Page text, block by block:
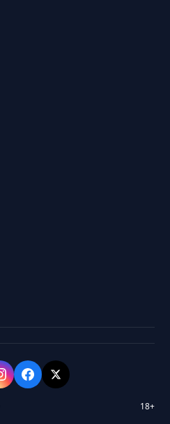
18+